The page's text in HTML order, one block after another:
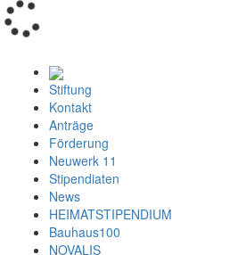
Stiftung
Kontakt
Anträge
Förderung
Neuwerk 11
Stipendiaten
News
HEIMATSTIPENDIUM
Bauhaus100
NOVALIS